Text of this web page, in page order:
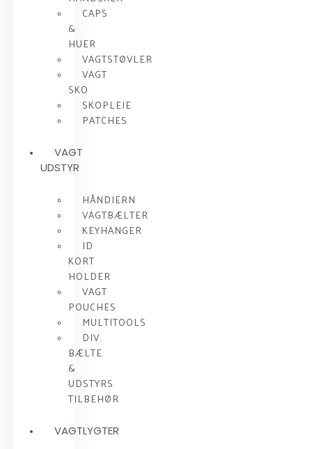
CAPS
&
HUER
VAGTSTØVLER
VAGT
SKO
SKOPLEJE
PATCHES
VAGT
UDSTYR
HÅNDJERN
VAGTBÆLTER
KEYHANGER
ID
KORT
HOLDER
VAGT
POUCHES
MULTITOOLS
DIV.
BÆLTE
&
UDSTYRS
TILBEHØR
VAGTLYGTER